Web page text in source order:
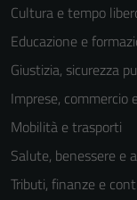
Cultura e tempo
Educazione e
Giustizia, sicurezza
Imprese, commercio
Mobilità e trasporti
Salute, benessere e
Tributi, finanze e